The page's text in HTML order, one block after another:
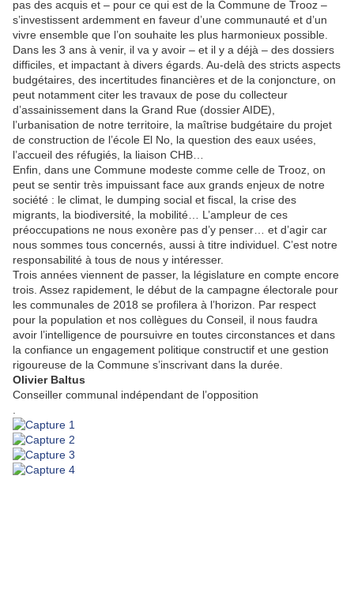
pas des acquis et – pour ce qui est de la Commune de Trooz –
s’investissent ardemment en faveur d’une communauté et d’un
vivre ensemble que l’on souhaite les plus harmonieux possible.
Dans les 3 ans à venir, il va y avoir – et il y a déjà – des dossiers
difficiles, et impactant à divers égards. Au-delà des stricts aspects
budgétaires, des incertitudes financières et de la conjoncture, on
peut notamment citer les travaux de pose du collecteur
d’assainissement dans la Grand Rue (dossier AIDE),
l’urbanisation de notre territoire, la maîtrise budgétaire du projet
de construction de l’école El No, la question des eaux usées,
l’accueil des réfugiés, la liaison CHB…
Enfin, dans une Commune modeste comme celle de Trooz, on
peut se sentir très impuissant face aux grands enjeux de notre
société : le climat, le dumping social et fiscal, la crise des
migrants, la biodiversité, la mobilité… L’ampleur de ces
préoccupations ne nous exonère pas d’y penser… et d’agir car
nous sommes tous concernés, aussi à titre individuel. C’est notre
responsabilité à tous de nous y intéresser.
Trois années viennent de passer, la législature en compte encore
trois. Assez rapidement, le début de la campagne électorale pour
les communales de 2018 se profilera à l’horizon. Par respect
pour la population et nos collègues du Conseil, il nous faudra
avoir l’intelligence de poursuivre en toutes circonstances et dans
la confiance un engagement politique constructif et une gestion
rigoureuse de la Commune s’inscrivant dans la durée.
Olivier Baltus
Conseiller communal indépendant de l’opposition